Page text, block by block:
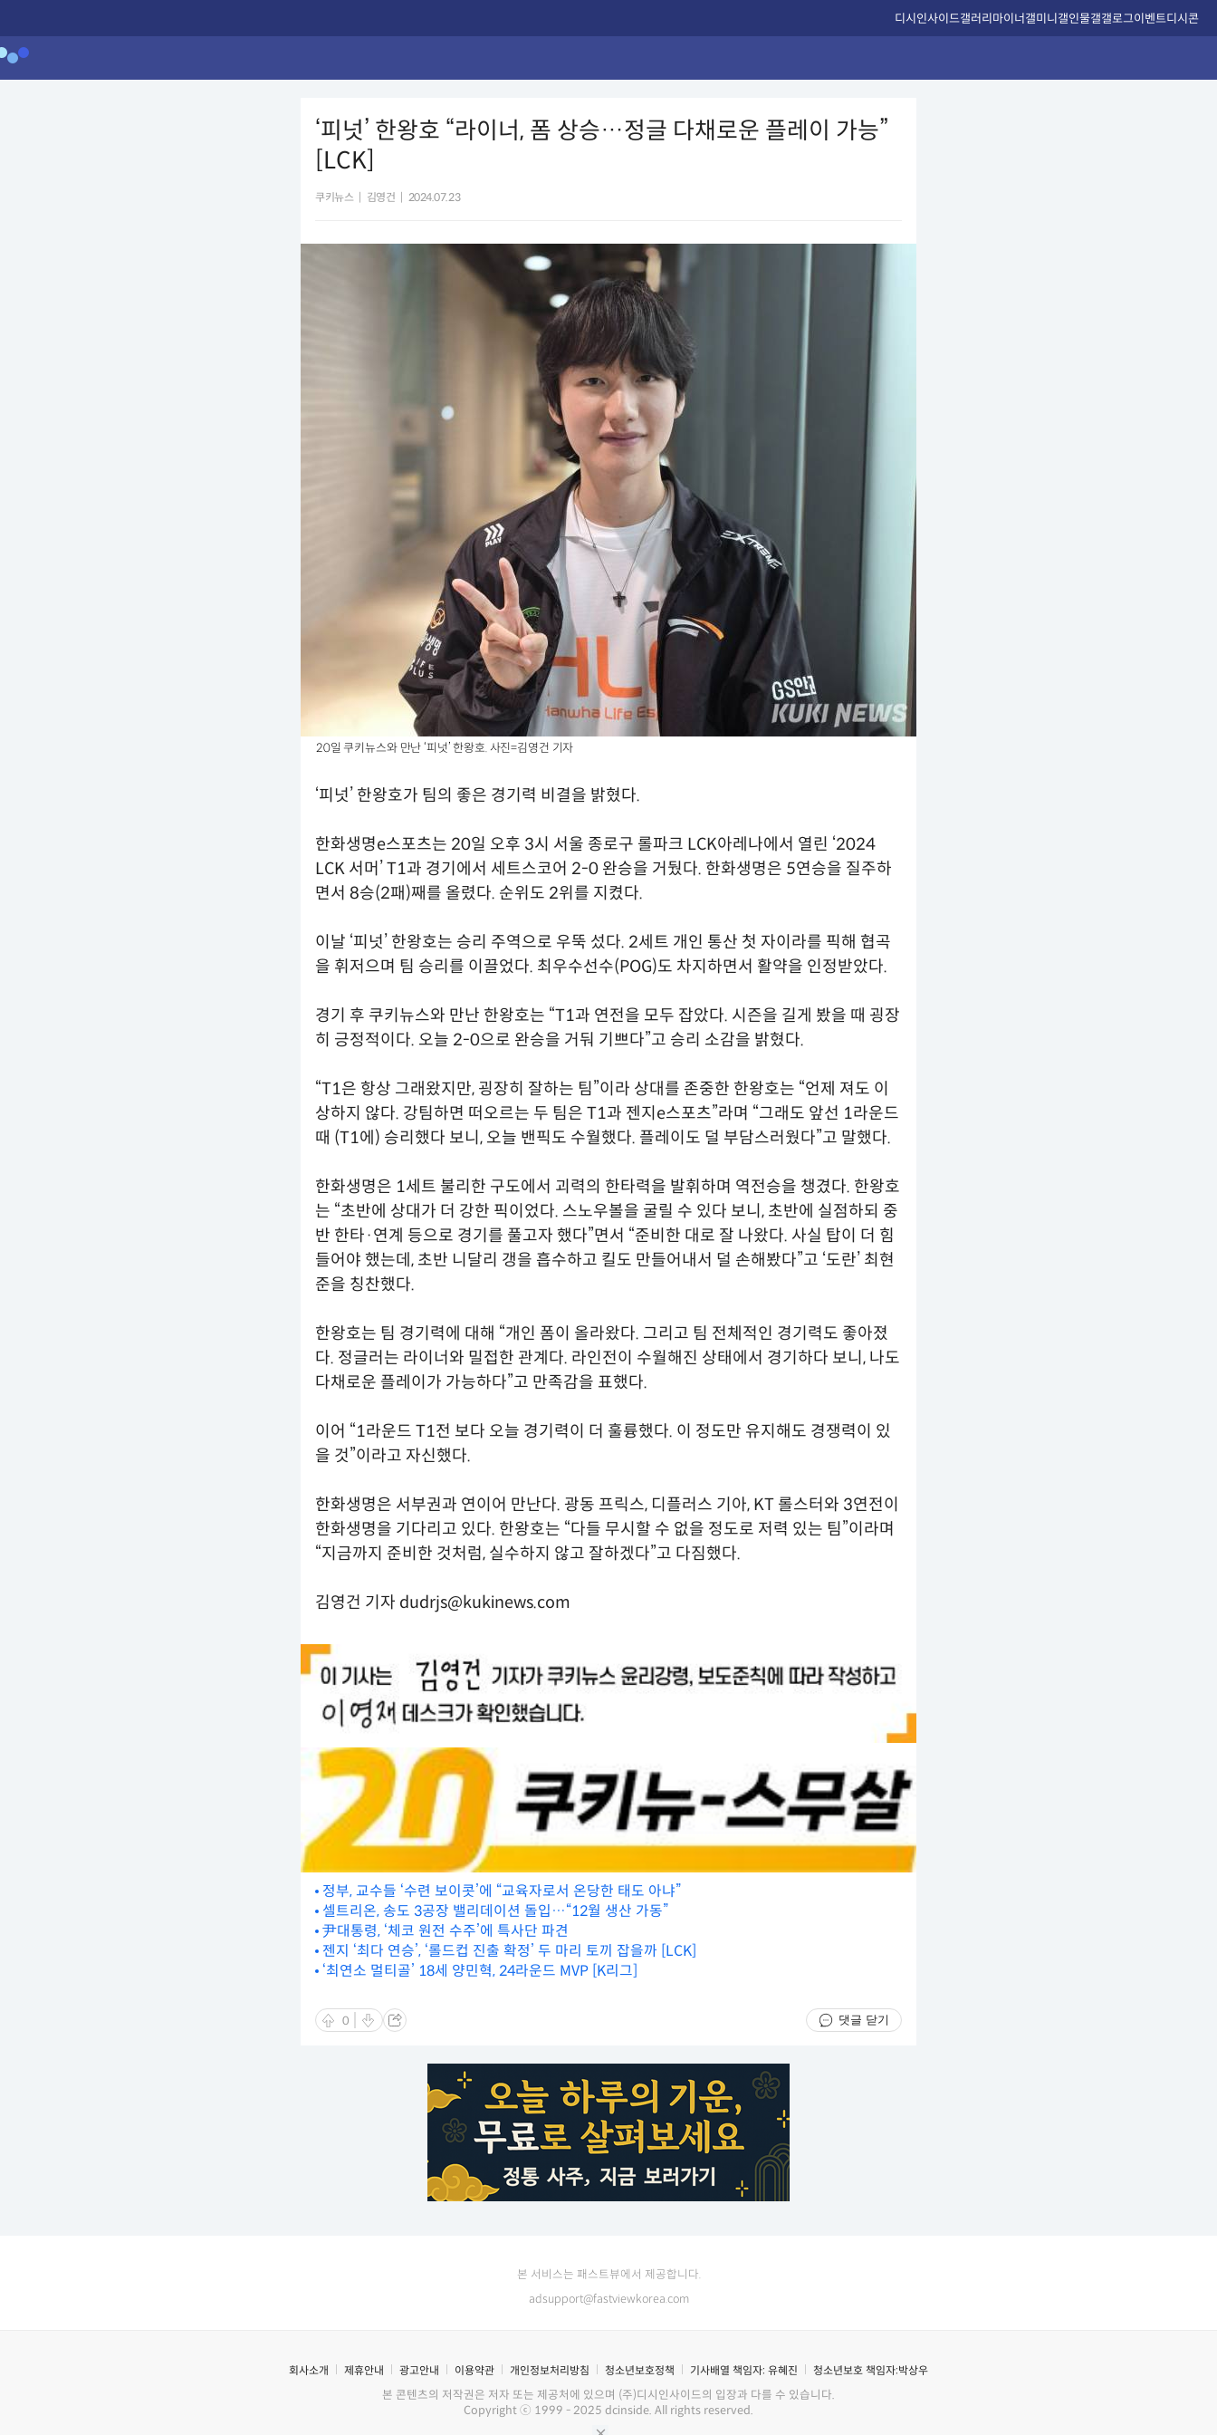
디시인사이드갤러리마이너갤미니갤인물갤갤로그이벤트디시콘
‘피넛’ 한왕호 “라이너, 폼 상승…정글 다채로운 플레이 가능”
[LCK]
쿠키뉴스 김영건 2024.07.23
20일 쿠키뉴스와 만난 ‘피넛’ 한왕호. 사진=김영건 기자
‘피넛’ 한왕호가 팀의 좋은 경기력 비결을 밝혔다.
한화생명e스포츠는 20일 오후 3시 서울 종로구 롤파크 LCK아레나에서 열린 ‘2024
LCK 서머’ T1과 경기에서 세트스코어 2-0 완승을 거뒀다. 한화생명은 5연승을 질주하
면서 8승(2패)째를 올렸다. 순위도 2위를 지켰다.
이날 ‘피넛’ 한왕호는 승리 주역으로 우뚝 섰다. 2세트 개인 통산 첫 자이라를 픽해 협곡
을 휘저으며 팀 승리를 이끌었다. 최우수선수(POG)도 차지하면서 활약을 인정받았다.
경기 후 쿠키뉴스와 만난 한왕호는 “T1과 연전을 모두 잡았다. 시즌을 길게 봤을 때 굉장
히 긍정적이다. 오늘 2-0으로 완승을 거둬 기쁘다”고 승리 소감을 밝혔다.
“T1은 항상 그래왔지만, 굉장히 잘하는 팀”이라 상대를 존중한 한왕호는 “언제 져도 이
상하지 않다. 강팀하면 떠오르는 두 팀은 T1과 젠지e스포츠”라며 “그래도 앞선 1라운드
때 (T1에) 승리했다 보니, 오늘 밴픽도 수월했다. 플레이도 덜 부담스러웠다”고 말했다.
한화생명은 1세트 불리한 구도에서 괴력의 한타력을 발휘하며 역전승을 챙겼다. 한왕호
는 “초반에 상대가 더 강한 픽이었다. 스노우볼을 굴릴 수 있다 보니, 초반에 실점하되 중
반 한타·연계 등으로 경기를 풀고자 했다”면서 “준비한 대로 잘 나왔다. 사실 탑이 더 힘
들어야 했는데, 초반 니달리 갱을 흡수하고 킬도 만들어내서 덜 손해봤다”고 ‘도란’ 최현
준을 칭찬했다.
한왕호는 팀 경기력에 대해 “개인 폼이 올라왔다. 그리고 팀 전체적인 경기력도 좋아졌
다. 정글러는 라이너와 밀접한 관계다. 라인전이 수월해진 상태에서 경기하다 보니, 나도
다채로운 플레이가 가능하다”고 만족감을 표했다.
이어 “1라운드 T1전 보다 오늘 경기력이 더 훌륭했다. 이 정도만 유지해도 경쟁력이 있
을 것”이라고 자신했다.
한화생명은 서부권과 연이어 만난다. 광동 프릭스, 디플러스 기아, KT 롤스터와 3연전이
한화생명을 기다리고 있다. 한왕호는 “다들 무시할 수 없을 정도로 저력 있는 팀”이라며
“지금까지 준비한 것처럼, 실수하지 않고 잘하겠다”고 다짐했다.
김영건 기자 dudrjs@kukinews.com
정부, 교수들 ‘수련 보이콧’에 “교육자로서 온당한 태도 아냐”
셀트리온, 송도 3공장 밸리데이션 돌입…“12월 생산 가동”
尹대통령, ‘체코 원전 수주’에 특사단 파견
젠지 ‘최다 연승’, ‘롤드컵 진출 확정’ 두 마리 토끼 잡을까 [LCK]
‘최연소 멀티골’ 18세 양민혁, 24라운드 MVP [K리그]
0 댓글 닫기
본 서비스는 패스트뷰에서 제공합니다.
adsupport@fastviewkorea.com
회사소개 제휴안내 광고안내 이용약관 개인정보처리방침 청소년보호정책 기사배열 책임자: 유혜진 청소년보호 책임자:박상우
본 콘텐츠의 저작권은 저자 또는 제공처에 있으며 (주)디시인사이드의 입장과 다를 수 있습니다.
Copyright ⓒ 1999 - 2025 dcinside. All rights reserved.